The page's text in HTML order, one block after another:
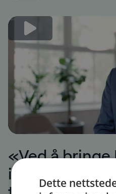
«Ved å
i vår daglige
Dette